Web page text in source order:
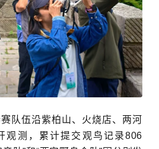
队伍沿紫柏山、火烧店、两河
观测，累计提交观鸟记录806